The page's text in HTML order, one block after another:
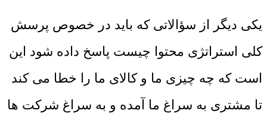
یکی دیگر از سؤالاتی که باید در خصوص پرسش
کلی استراتژی محتوا چیست پاسخ داده شود این
است که چه چیزی ما و کالای ما را خطا می کند
تا مشتری به سراغ ما آمده و به سراغ شرکت ها